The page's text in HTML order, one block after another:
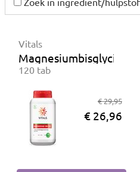
Vitals
120 tab
€ 29,95
€ 26,96